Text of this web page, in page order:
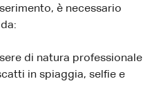
è necessario
di natura professionale
in spiaggia, selfie e